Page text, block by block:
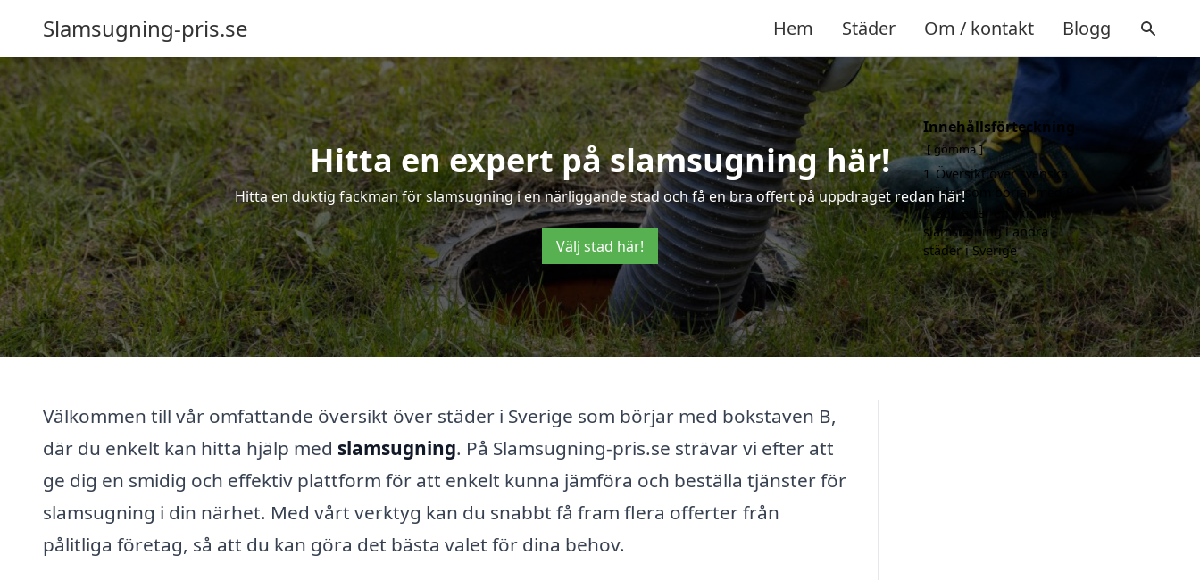
Slamsugning-pris.se Hem Städer Om / kontakt Blogg
Hitta en expert på slamsugning här!
Hitta en duktig fackman för slamsugning i en närliggande stad och få en bra offert på uppdraget redan här!
Välj stad här!
Välkommen till vår omfattande översikt över städer i Sverige som börjar med bokstaven B,
där du enkelt kan hitta hjälp med slamsugning. På Slamsugning-pris.se strävar vi efter att
ge dig en smidig och effektiv plattform för att enkelt kunna jämföra och beställa tjänster för
slamsugning i din närhet. Med vårt verktyg kan du snabbt få fram flera offerter från
pålitliga företag, så att du kan göra det bästa valet för dina behov.
Innehållsförteckning
gömma
1 Översikt över svenska
städer som börjar med B
2 Sök efter en skicklig
slamsugning i andra
städer i Sverige